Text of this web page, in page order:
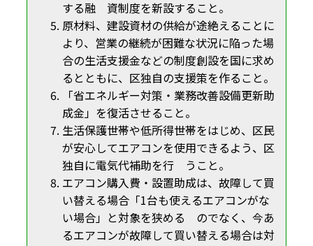
する融 資制度を新設すること。
原材料、建設資材の供給が途絶えることに
より、営業の継続が困難な状況に陥った場
合の生活支援金などの制度創設を国に求め
るとともに、区独自の支援策を作ること。
「省エネルギー対策・業務改善設備更新助
成金」を復活させること。
生活保護世帯や低所得世帯をはじめ、区民
が安心してエアコンを使用できるよう、区
独自に電気代補助を行 うこと。
エアコン購入費・設置助成は、故障して買
い替える場合「1台も使えるエアコンがな
い場合」と対象を狭める のでなく、今あ
るエアコンが故障して買い替える場合は対